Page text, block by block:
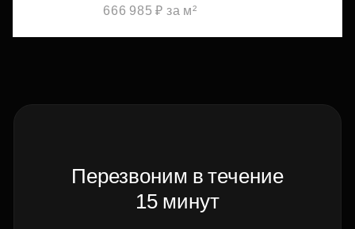
666 985 ₽ за м²
Перезвоним в течение
15 минут